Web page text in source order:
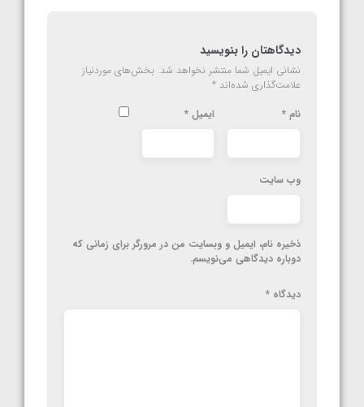
دیدگاهتان را بنویسید
نشانی ایمیل شما منتشر نخواهد شد. بخش‌های موردنیاز
علامت‌گذاری شده‌اند *
نام * ایمیل *
وب‌ سایت
ذخیره نام، ایمیل و وبسایت من در مرورگر برای زمانی که
دوباره دیدگاهی می‌نویسم.
دیدگاه *